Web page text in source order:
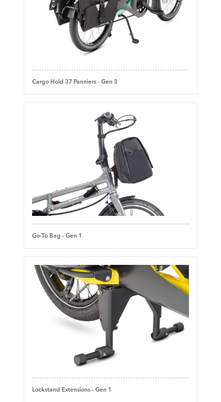
Cargo Hold 37 Panniers - Gen 3
Go-To Bag - Gen 1
Lockstand Extensions - Gen 1